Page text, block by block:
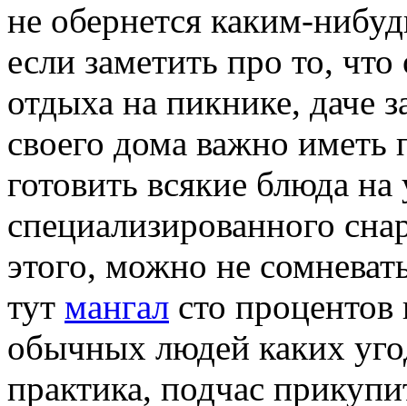
не обернется каким-
если заметить про то,
отдыха на пикнике, даче
своего дома важно
готовить всякие блюда на
специализированного
этого, можно не
тут мангал сто
обычных людей каких
практика, подчас